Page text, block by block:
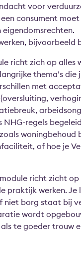
voor
consument
bijvoorbeeld
richt zich op
thema’s die
met
NHG-regels
of hoe je
richt zicht
praktijk werken. Je
niet borg staat bij
wordt
te goeder trouw